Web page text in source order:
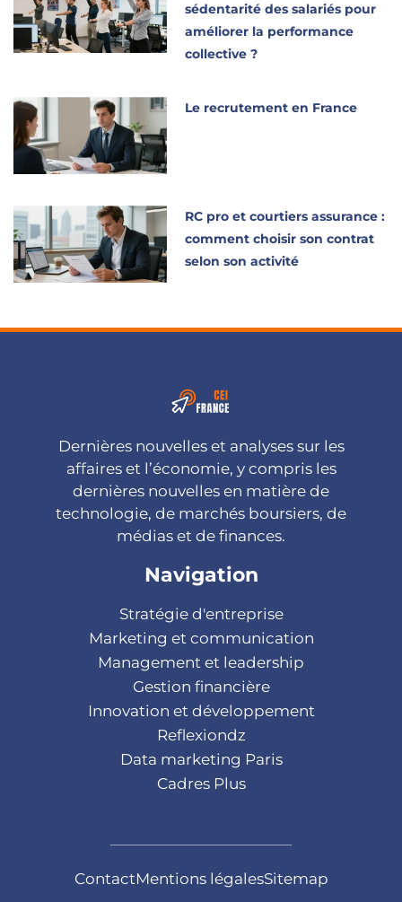
sédentarité des salariés pour
améliorer la performance
collective ?
Le recrutement en France
RC pro et courtiers assurance :
comment choisir son contrat
selon son activité
Dernières nouvelles et analyses sur les
affaires et l’économie, y compris les
dernières nouvelles en matière de
technologie, de marchés boursiers, de
médias et de finances.
Navigation
Stratégie d'entreprise
Marketing et communication
Management et leadership
Gestion financière
Innovation et développement
Reflexiondz
Data marketing Paris
Cadres Plus
ContactMentions légalesSitemap